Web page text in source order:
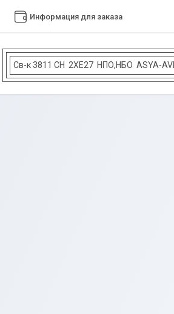
Информация для заказа
Св-к 3811 СH 2XE27 НПО,НБО ASYA-